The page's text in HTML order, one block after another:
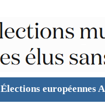
Élections européennes